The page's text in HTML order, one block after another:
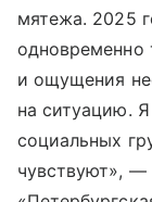
мятежа. 2025
одновременно
и ощущения
на ситуацию.
социальных
чувствуют», —